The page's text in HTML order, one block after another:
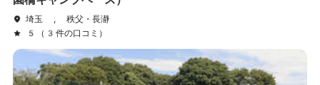
埼玉 , 秩父・長瀞
5（3件の口コミ）